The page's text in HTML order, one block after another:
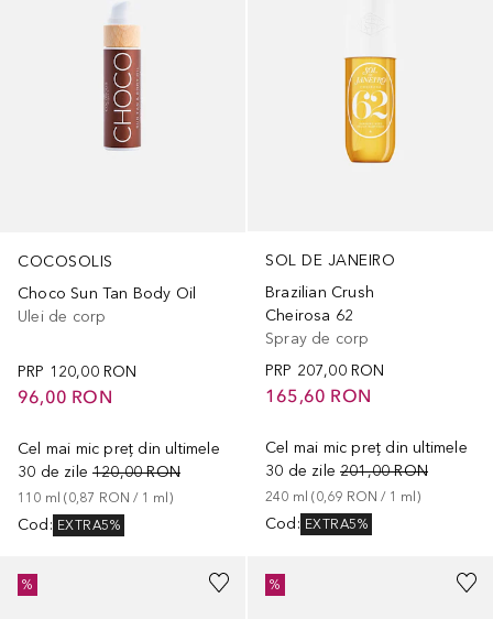
COCOSOLIS
Choco Sun Tan Body Oil
Ulei de corp
PRP 120,00 RON
96,00 RON
Cel mai mic preț din ultimele
30 de zile 120,00 RON
110 ml (0,87 RON / 1 ml )
Cod : EXTRA5%
SOL DE JANEIRO
Brazilian Crush
Cheirosa 62
Spray de corp
PRP 207,00 RON
165,60 RON
Cel mai mic preț din ultimele
30 de zile 201,00 RON
240 ml (0,69 RON / 1 ml )
Cod: EXTRA5%
% %